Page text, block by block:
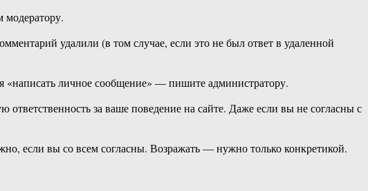
модератору.
удалили (в том случае, если это не был ответ в удаленной
«написать личное сообщение» — пишите администратору.
за ваше поведение на сайте. Даже если вы не согласны с
если вы со всем согласны. Возражать — нужно только конкретикой.